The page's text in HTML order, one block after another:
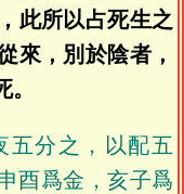
此所以占死生之
來，別於陰者，
五分之，以配五
酉爲金，亥子爲